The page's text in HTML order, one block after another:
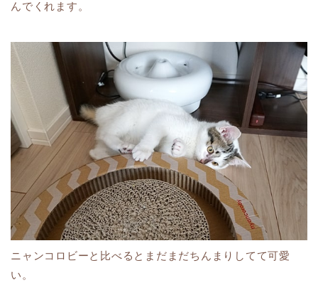
んでくれます。
ニャンコロビーと比べるとまだまだちんまりしてて可愛
い。